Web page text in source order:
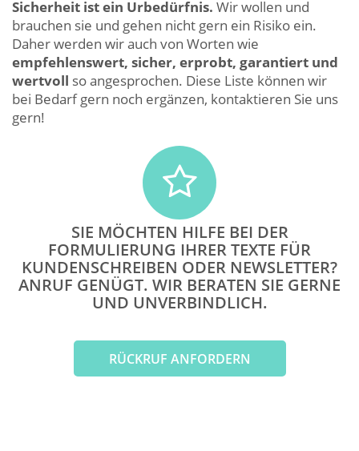
Sicherheit ist ein Urbedürfnis. Wir wollen und
brauchen sie und gehen nicht gern ein Risiko ein.
Daher werden wir auch von Worten wie
empfehlenswert, sicher, erprobt, garantiert und
wertvoll so angesprochen. Diese Liste können wir
bei Bedarf gern noch ergänzen, kontaktieren Sie uns
gern!
SIE MÖCHTEN HILFE BEI DER
FORMULIERUNG IHRER TEXTE FÜR
KUNDENSCHREIBEN ODER NEWSLETTER?
ANRUF GENÜGT. WIR BERATEN SIE GERNE
UND UNVERBINDLICH.
RÜCKRUF ANFORDERN